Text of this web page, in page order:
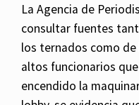
La Agencia de
consultar fuentes
los ternados como
altos funcionarios
encendido la